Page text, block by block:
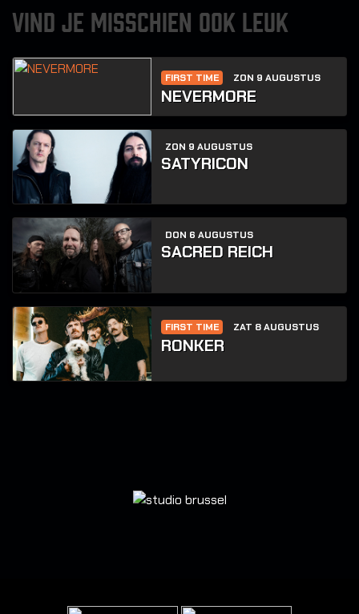
VIND JE MISSCHIEN OOK LEUK
FIRST TIME ZON 9 AUGUSTUS
NEVERMORE
ZON 9 AUGUSTUS
SATYRICON
DON 6 AUGUSTUS
SACRED REICH
FIRST TIME ZAT 8 AUGUSTUS
RONKER